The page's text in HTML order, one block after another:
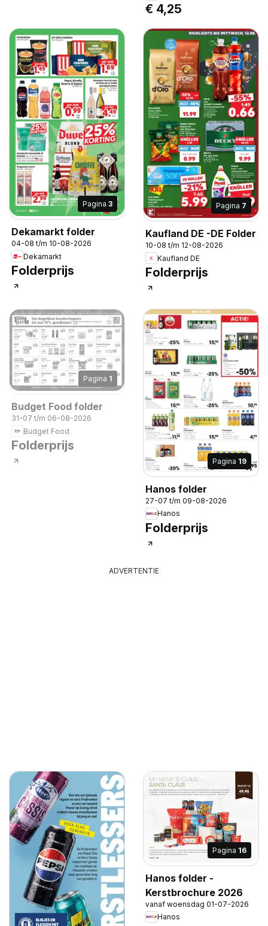
€ 4,25
Pagina 3
Dekamarkt folder
04-08 t/m 10-08-2026
Dekamarkt
Folderprijs
Pagina 7
Kaufland DE -DE Folder
10-08 t/m 12-08-2026
Kaufland DE
Folderprijs
Pagina 1
Budget Food folder
31-07 t/m 06-08-2026
Budget Food
Folderprijs
Pagina 19
Hanos folder
27-07 t/m 09-08-2026
Hanos
Folderprijs
ADVERTENTIE
Pagina 16
Hanos folder -
Kerstbrochure 2026
vanaf woensdag 01-07-2026
Hanos